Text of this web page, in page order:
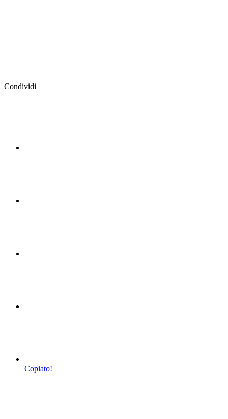
Condividi
Copiato!